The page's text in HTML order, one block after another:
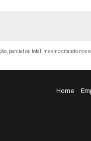
parcial ou total, mesmo citando
Home